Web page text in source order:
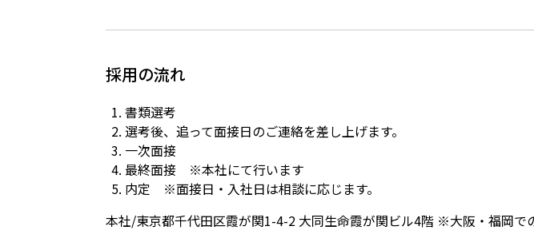
採用の流れ
書類選考
選考後、追って面接日のご連絡を差し上げます。
一次面接
最終面接 ※本社にて行います
内定 ※面接日・入社日は相談に応じます。
本社/東京都千代田区霞が関1-4-2 大同生命霞が関ビル4階 ※大阪・福岡で